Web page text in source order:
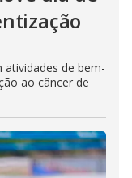
atividades de bem-
ao câncer de